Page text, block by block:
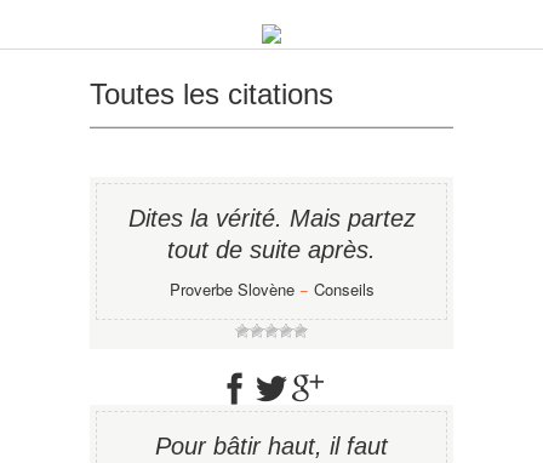
Toutes les citations
Dites la vérité. Mais partez
tout de suite après.
Proverbe Slovène− Conseils
Pour bâtir haut, il faut